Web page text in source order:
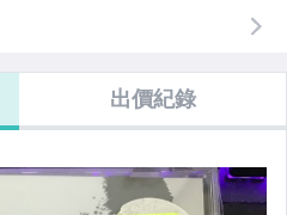
出價紀錄